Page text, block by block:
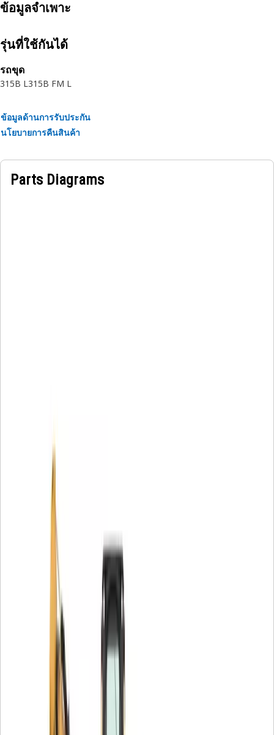
ข้อมูลจำเพาะ
รุ่นที่ใช้กันได้
รถขุด
315B L315B FM L
ข้อมูลด้านการรับประกัน
นโยบายการคืนสินค้า
Parts Diagrams